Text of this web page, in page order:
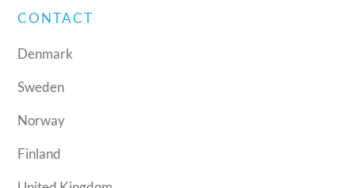
CONTACT
Denmark
Sweden
Norway
Finland